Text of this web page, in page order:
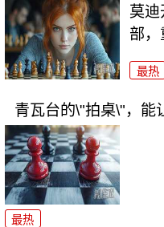
莫
部，
最热
青瓦台的\"拍桌\"，能
最热